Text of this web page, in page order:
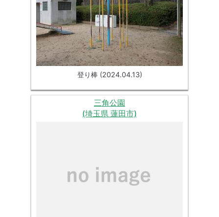
登り棒 (2024.04.13)
三角公園
(埼玉県 蓮田市)